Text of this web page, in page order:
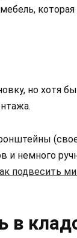
но хотя
и немного
подвесить
в